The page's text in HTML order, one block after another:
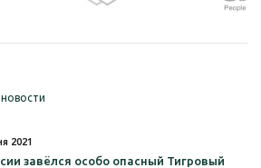
2021
завёлся особо опасный Тигровый